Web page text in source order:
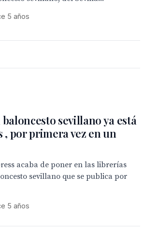
5 años
sevillano ya está
, por primera vez en un
acaba de poner en las librerías
sevillano que se publica por
5 años